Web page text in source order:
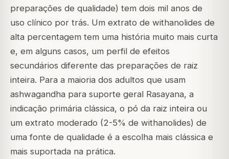
preparações de qualidade) tem dois mil anos de
uso clínico por trás. Um extrato de withanolides de
alta percentagem tem uma história muito mais curta
e, em alguns casos, um perfil de efeitos
secundários diferente das preparações de raiz
inteira. Para a maioria dos adultos que usam
ashwagandha para suporte geral Rasayana, a
indicação primária clássica, o pó da raiz inteira ou
um extrato moderado (2-5% de withanolides) de
uma fonte de qualidade é a escolha mais clássica e
mais suportada na prática.